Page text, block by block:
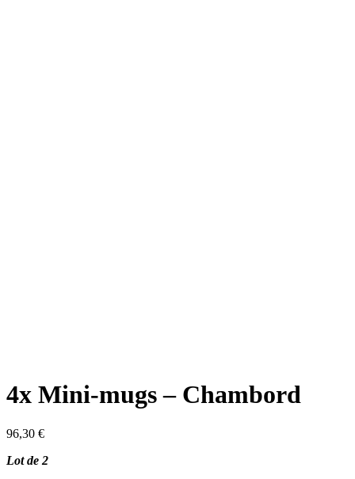
4x Mini-mugs – Chambord
96,30 €
Lot de 2